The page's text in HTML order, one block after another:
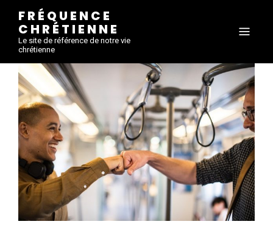
FRÉQUENCE
CHRÉTIENNE
Le site de référence de notre vie
chrétienne